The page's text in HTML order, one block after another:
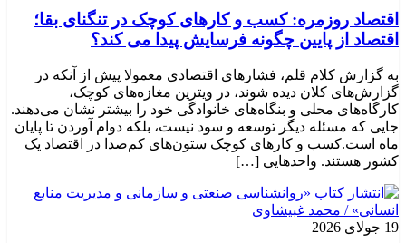
اقتصاد روزمره: کسب‌ و کارهای کوچک در تنگنای بقا؛
اقتصاد از پایین چگونه فرسایش پیدا می کند؟
به گزارش کلام قلم، فشارهای اقتصادی معمولا پیش از آنکه در
گزارش‌های کلان دیده شوند، در ویترین مغازه‌های کوچک،
کارگاه‌های محلی و بنگاه‌های خانوادگی خود را بیشتر نشان می‌دهند.
جایی که مسئله دیگر توسعه و سود نیست، بلکه دوام آوردن تا پایان
ماه است.کسب‌ و کارهای کوچک ستون‌های کم‌صدا در اقتصاد یک
کشور هستند. واحدهایی […]
19 جولای 2026